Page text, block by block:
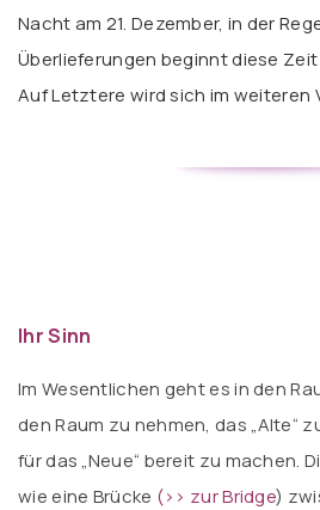
Nacht am 21. Dezember, in der
Überlieferungen beginnt diese Zeit
Auf Letztere wird sich im weiteren
Ihr Sinn
Im Wesentlichen geht es in den
den Raum zu nehmen, das „Alte“
für das „Neue“ bereit zu machen.
wie eine Brücke (>> zur Bridge)